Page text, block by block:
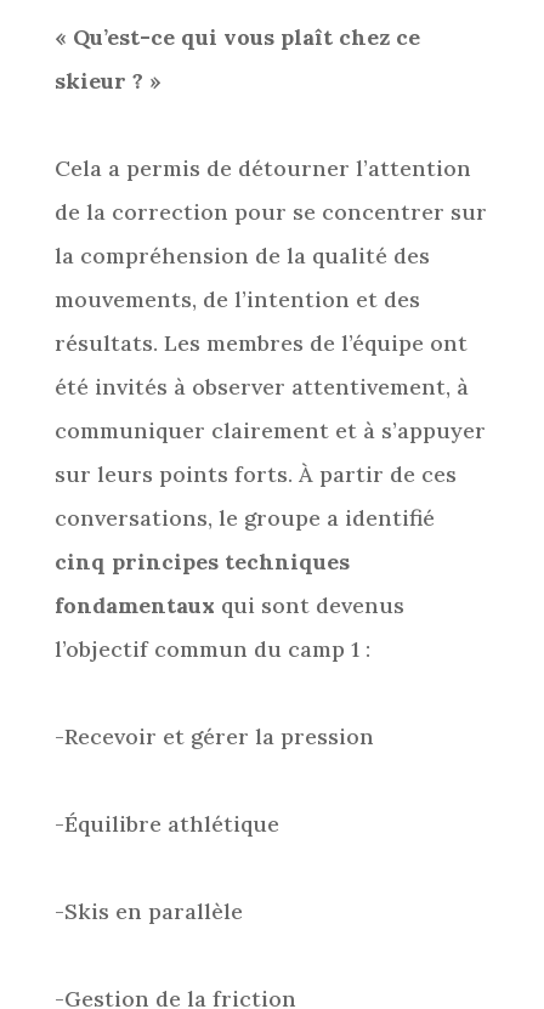
« Qu’est-ce qui vous plaît chez ce
skieur ? »
Cela a permis de détourner l’attention
de la correction pour se concentrer sur
la compréhension de la qualité des
mouvements, de l’intention et des
résultats. Les membres de l’équipe ont
été invités à observer attentivement, à
communiquer clairement et à s’appuyer
sur leurs points forts. À partir de ces
conversations, le groupe a identifié
cinq principes techniques
fondamentaux qui sont devenus
l’objectif commun du camp 1 :
-Recevoir et gérer la pression
-Équilibre athlétique
-Skis en parallèle
-Gestion de la friction